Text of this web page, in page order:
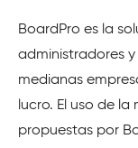
BoardPro es la
administradores
medianas
lucro. El uso de
propuestas por